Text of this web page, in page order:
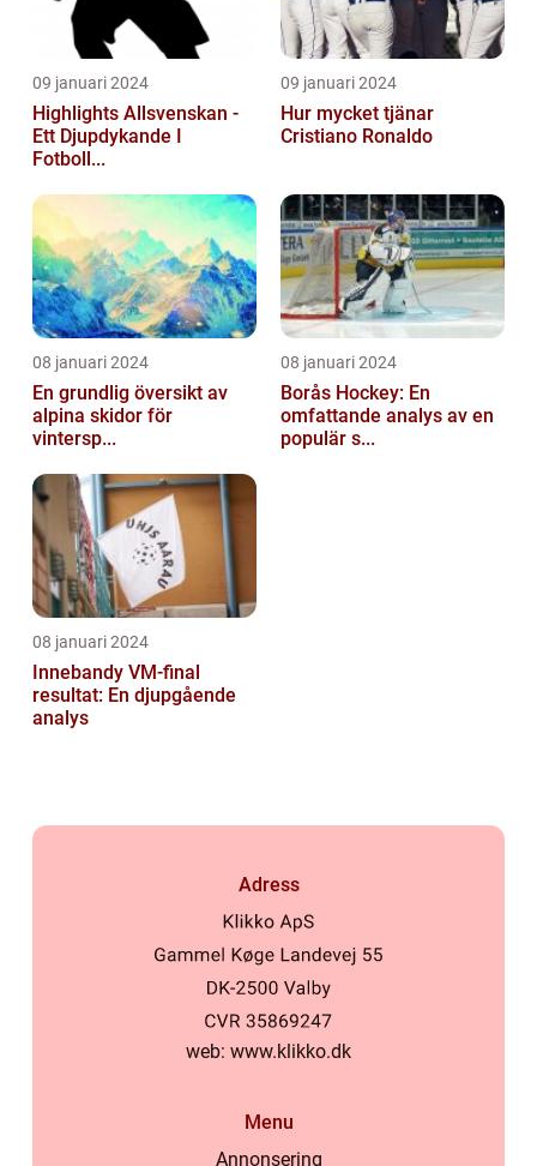
09 januari 2024
Highlights Allsvenskan -
Ett Djupdykande I
Fotboll...
09 januari 2024
Hur mycket tjänar
Cristiano Ronaldo
08 januari 2024
En grundlig översikt av
alpina skidor för
vintersp...
08 januari 2024
Borås Hockey: En
omfattande analys av en
populär s...
08 januari 2024
Innebandy VM-final
resultat: En djupgående
analys
Adress
web: www.klikko.dk
Menu
Annonsering